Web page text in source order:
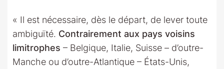
« Il est nécessaire, dès le départ, de lever toute
ambiguïté. Contrairement aux pays voisins
limitrophes – Belgique, Italie, Suisse – d’outre-
Manche ou d’outre-Atlantique – États-Unis,